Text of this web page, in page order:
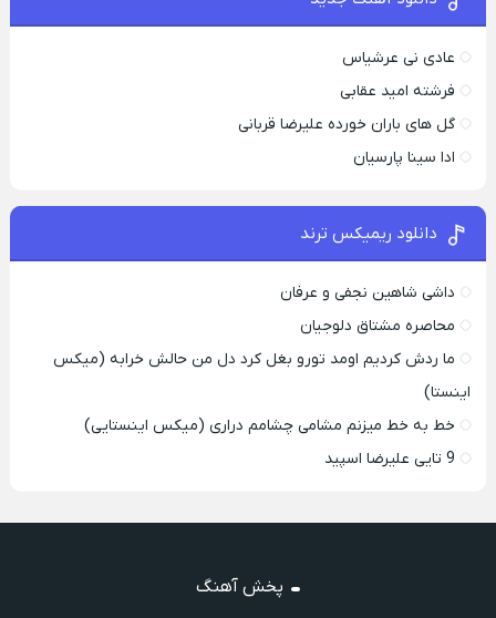
عادی نی عرشیاس
فرشته امید عقابی
گل های باران خورده علیرضا قربانی
ادا سینا پارسیان
دانلود ریمیکس ترند
داشی شاهین نجفی و عرفان
محاصره مشتاق دلوجیان
ما ردش کردیم اومد تورو بغل کرد دل من حالش خرابه (میکس
اینستا)
خط به خط میزنم مشامی چشامم دراری (میکس اینستایی)
9 تایی علیرضا اسپید
پخش آهنگ